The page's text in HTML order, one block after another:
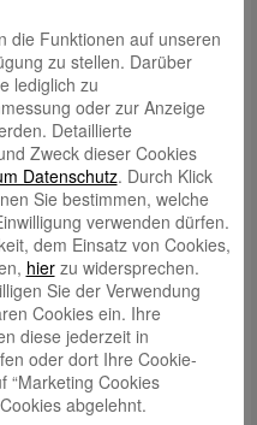
seinem neuen Berater oder
und verstanden fühlt.
allerdings ist das Feedback
beispielsweise Skype-Termine
angehören und nicht in die
Beraterleben können wir als
einen super Grundstein
positiv auf unsere Zukunft als
der Stadtsparkasse
Gefühl ausgelernt zu sein! In
Freiheitsgefühlt. Direkt im
mit einem Trainee-Programm
die Funktionen auf unseren
zu stellen. Darüber
lediglich zu
oder zur Anzeige
Detaillierte
Zweck dieser Cookies
Datenschutz. Durch Klick
Sie bestimmen, welche
verwenden dürfen.
dem Einsatz von Cookies,
hierzu widersprechen.
Sie der Verwendung
Cookies ein. Ihre
diese jederzeit in
oder dort Ihre Cookie-
“Marketing Cookies
abgelehnt.